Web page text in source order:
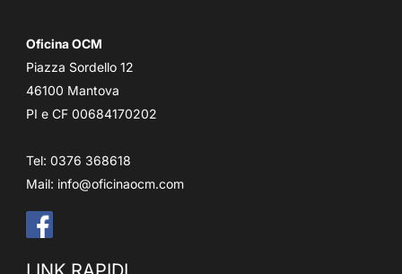
Oficina OCM
Piazza Sordello 12
46100 Mantova
PI e CF 00684170202
Tel: 0376 368618
Mail: info@oficinaocm.com